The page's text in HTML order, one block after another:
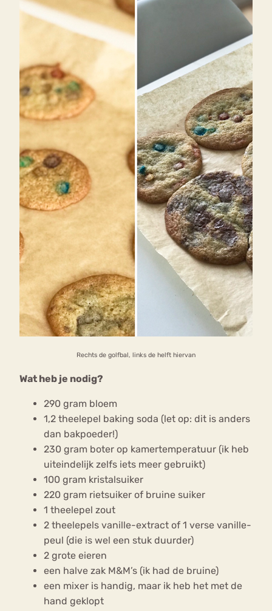
Rechts de golfbal, links de helft hiervan
Wat heb je nodig?
290 gram bloem
1,2 theelepel baking soda (let op: dit is anders
dan bakpoeder!)
230 gram boter op kamertemperatuur (ik heb
uiteindelijk zelfs iets meer gebruikt)
100 gram kristalsuiker
220 gram rietsuiker of bruine suiker
1 theelepel zout
2 theelepels vanille-extract of 1 verse vanille-
peul (die is wel een stuk duurder)
2 grote eieren
een halve zak M&M’s (ik had de bruine)
een mixer is handig, maar ik heb het met de
hand geklopt